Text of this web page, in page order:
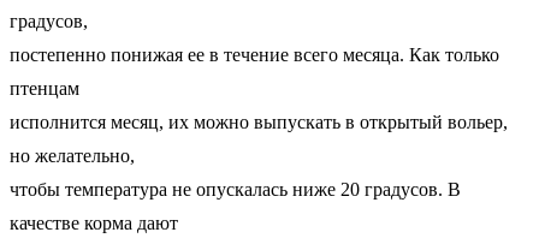
градусов,
постепенно понижая ее в течение всего месяца. Как только
птенцам
исполнится месяц, их можно выпускать в открытый вольер,
но желательно,
чтобы температура не опускалась ниже 20 градусов. В
качестве корма дают